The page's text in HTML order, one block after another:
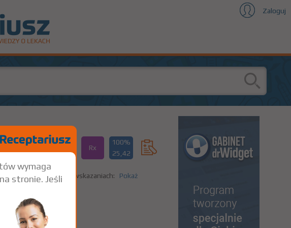
Zaloguj
Rx
100%
25,42
zarejestrowanych wskazaniach: Pokaż
wymaga
stronie. Jeśli